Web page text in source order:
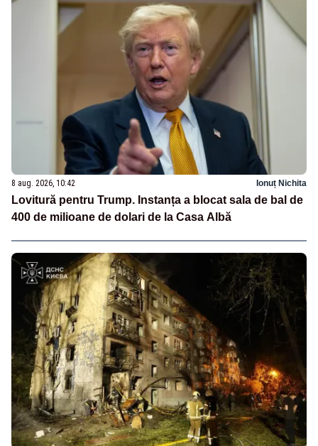
8 aug. 2026, 10:42 Ionuț Nichita
Lovitură pentru Trump. Instanța a blocat sala de bal de
400 de milioane de dolari de la Casa Albă